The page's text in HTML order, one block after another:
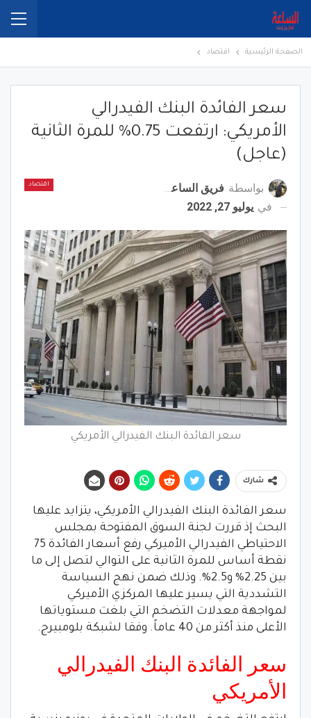
الصفحة الرئيسية اقتصاد
سعر الفائدة البنك الفيدرالي
الأمريكي: ارتفعت 0.75% للمرة الثانية
(عاجل)
اقتصاد بواسطة فريق الساعة برس
في يوليو 27, 2022
سعر الفائدة البنك الفيدرالي الأمريكي
شارك
سعر الفائدة البنك الفيدرالي الأمريكي، يتزايد عليها
البحث إذ قررت لجنة السوق المفتوحة بمجلس
الاحتياطي الفيدرالي الأميركي رفع أسعار الفائدة 75
نقطة أساس للمرة الثانية على التوالي لتصل إلى ما
بين 2.25% و2.5%. وذلك ضمن نهج السياسة
التشددية التي يسير عليها المركزي الأميركي
لمواجهة معدلات التضخم التي بلغت مستوياتها
الأعلى منذ أكثر من 40 عاماً. وفقا لشبكة بلومبيرج.
سعر الفائدة البنك الفيدرالي
الأمريكي